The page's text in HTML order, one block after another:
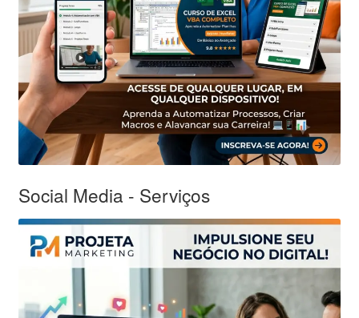
Social Media - Serviços